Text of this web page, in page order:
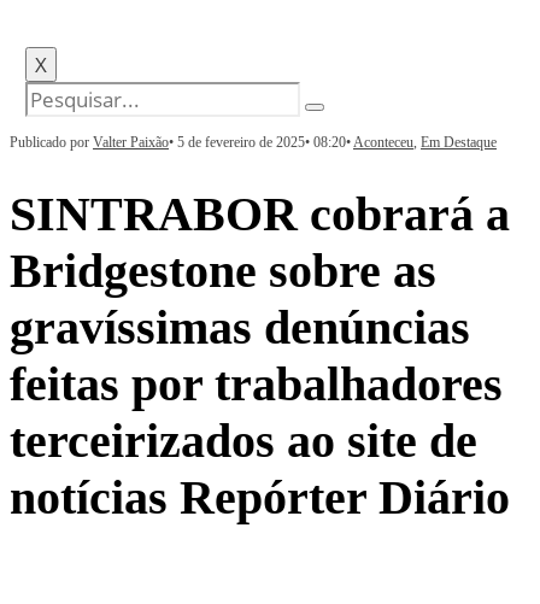
X
Publicado por Valter Paixão• 5 de fevereiro de 2025• 08:20•Aconteceu, Em Destaque
SINTRABOR cobrará a
Bridgestone sobre as
gravíssimas denúncias
feitas por trabalhadores
terceirizados ao site de
notícias Repórter Diário